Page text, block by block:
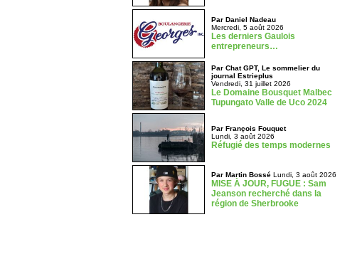
Par Daniel Nadeau
Mercredi, 5 août 2026
Les derniers Gaulois
entrepreneurs…
Par Chat GPT, Le sommelier du
journal Estrieplus
Vendredi, 31 juillet 2026
Le Domaine Bousquet Malbec
Tupungato Valle de Uco 2024
Par François Fouquet
Lundi, 3 août 2026
Réfugié des temps modernes
Par Martin BosséLundi, 3 août 2026
MISE À JOUR, FUGUE : Sam
Jeanson recherché dans la
région de Sherbrooke